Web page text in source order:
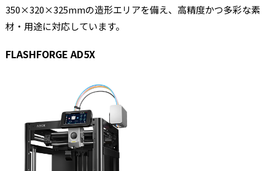
350×320×325mmの造形エリアを備え、高精度かつ多彩な素
材・用途に対応しています。
FLASHFORGE AD5X